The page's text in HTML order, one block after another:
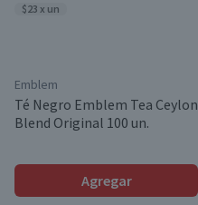
$23 x un
Emblem
Té Negro Emblem Tea Ceylon
Blend Original 100 un.
Agregar